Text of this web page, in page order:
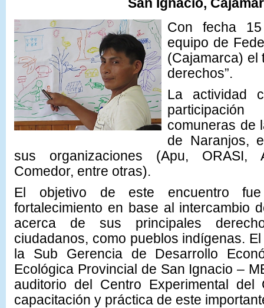
Con fecha
equipo de
(Cajamarca) el
derechos”.
La actividad
comuneras de
de Naranjos,
sus organizaciones (Apu, ORASI,
Comedor, entre otras).
El objetivo de este encuentro
fortalecimiento en base al intercambio
acerca de sus principales
ciudadanos, como pueblos indígenas.
la Sub Gerencia de Desarrollo
Ecológica Provincial de San Ignacio –
auditorio del Centro Experimental
capacitación y práctica de este